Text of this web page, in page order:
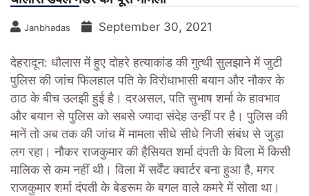
Janbhadas September 30, 2021
देहरादून: धौलास में हुए दोहरे हत्याकांड की गुत्थी सुलझाने में जुटी
पुलिस की जांच फिलहाल पति के विरोधाभासी बयान और नौकर के
ठाठ के बीच उलझी हुई है। दरअसल, पति सुभाष शर्मा के हावभाव
और बयान से पुलिस को सबसे ज्यादा संदेह उन्हीं पर है। पुलिस की
मानें तो अब तक की जांच में मामला सीधे सीधे निजी संबंध से जुड़ा
लग रहा। नौकर राजकुमार की हैसियत शर्मा दंपती के विला में किसी
मालिक से कम नहीं थी। विला में सर्वेंट क्वार्टर बना हुआ है, मगर
राजकुमार शर्मा दंपती के बेडरूम के बगल वाले कमरे में सोता था।